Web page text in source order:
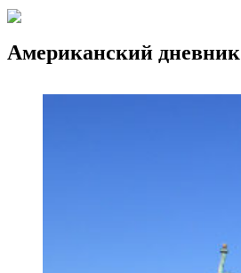
Американский дневник